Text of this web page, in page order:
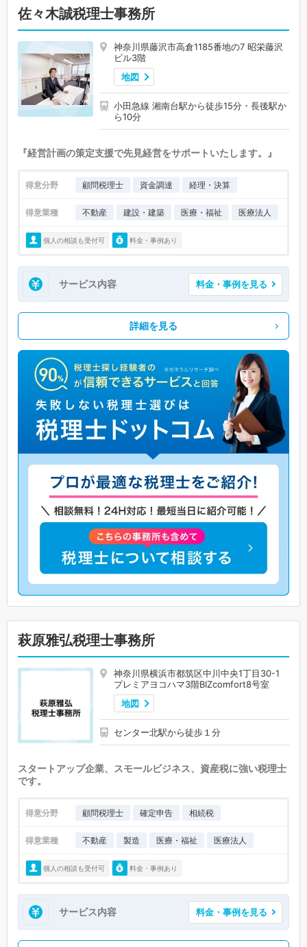
佐々木誠税理士事務所
神奈川県藤沢市高倉1185番地の7 昭栄藤沢
ビル3階
地図
小田急線 湘南台駅から徒歩15分・長後駅か
ら10分
『経営計画の策定支援で先見経営をサポートいたします。』
得意分野 顧問税理士 資金調達 経理・決算
得意業種 不動産 建設・建築 医療・福祉 医療法人
個人の相談も受付可 料金・事例あり
サービス内容 料金・事例を見る
詳細を見る
萩原雅弘税理士事務所
神奈川県横浜市都筑区中川中央1丁目30-1
プレミアヨコハマ3階BIZcomfort8号室
地図
センター北駅から徒歩１分
スタートアップ企業、スモールビジネス、資産税に強い税理士
です。
得意分野 顧問税理士 確定申告 相続税
得意業種 不動産 製造 医療・福祉 医療法人
個人の相談も受付可 料金・事例あり
サービス内容 料金・事例を見る